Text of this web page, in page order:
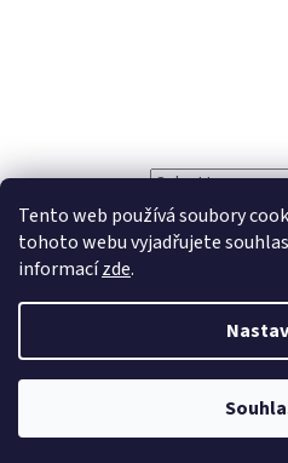
Tento web používá soubory
tohoto webu vyjadřujete
informacízde.
Powered by